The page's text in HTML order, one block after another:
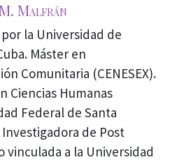
Malfrán
la Universidad de
Máster en
Comunitaria (CENESEX).
Ciencias Humanas
Federal de Santa
Investigadora de Post
vinculada a la Universidad